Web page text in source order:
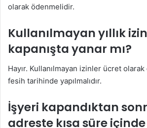
olarak ödenmelidir.
Kullanılmayan yıllık
kapanışta yanar mı?
Hayır. Kullanılmayan izinler ücret
fesih tarihinde yapılmalıdır.
İşyeri kapandıktan
adreste kısa süre